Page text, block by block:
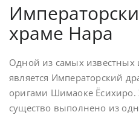
храме Нара
Одной из самых известных
является Императорский
оригами Шимаоке Ёсихиро.
существо выполнено из